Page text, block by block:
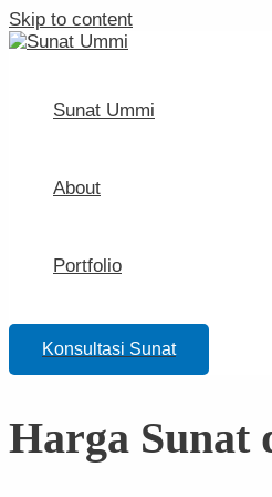
Skip to content
Sunat Ummi
About
Portfolio
Konsultasi Sunat
Harga Sunat